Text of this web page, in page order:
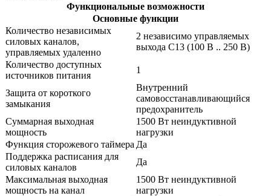
Функциональные возможности
Основные функции
Количество независимых
силовых каналов,
управляемых удаленно
2 независимо управляемых
выхода C13 (100 В .. 250 В)
Количество доступных
источников питания
1
Защита от короткого
замыкания
Внутренний
самовосстанавливающийся
предохранитель
Суммарная выходная
мощность
1500 Вт неиндуктивной
нагрузки
Функция сторожевого таймера Да
Поддержка расписания для
силовых каналов
Да
Максимальная выходная
мощность на канал
1500 Вт неиндуктивной
нагрузки